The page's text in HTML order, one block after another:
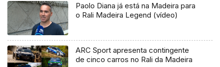
Paolo Diana já está na Madeira para
o Rali Madeira Legend (vídeo)
ARC Sport apresenta contingente
de cinco carros no Rali da Madeira